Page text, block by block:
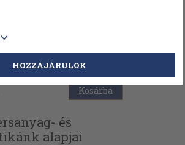
oldalra
Kosárba
és
alapjai
HOZZÁJÁRULOK